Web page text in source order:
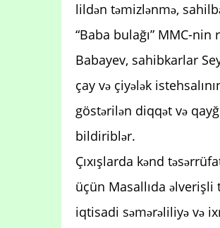
lildən təmizlənmə,
“Baba bulağı” MMC-
Babayev, sahibkarlar
çay və çiyələk
göstərilən diqqət və
bildiriblər.
Çıxışlarda kənd
üçün Masallıda
iqtisadi səmərəliliyə və